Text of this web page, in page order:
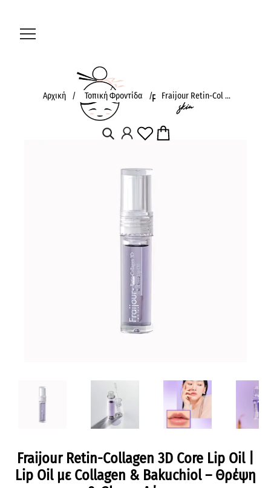
Αρχική / Τοπική Φροντίδα / Fraijour Retin-Col ...
Fraijour Retin-Collagen 3D Core Lip Oil |
Lip Oil με Collagen & Bakuchiol – Θρέψη